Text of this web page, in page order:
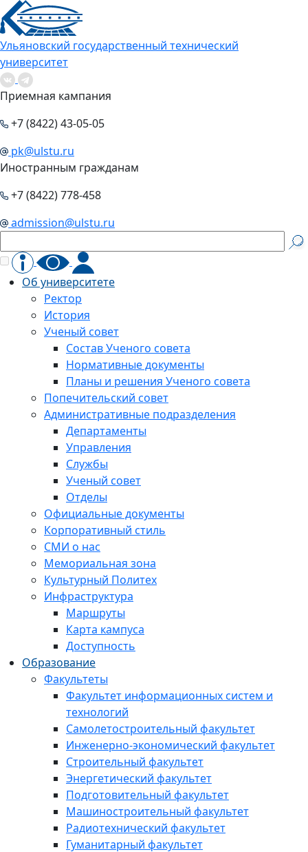
Ульяновский государственный технический
университет
Приемная кампания
+7 (8422) 43-05-05
pk@ulstu.ru
Иностранным гражданам
+7 (8422) 778-458
admission@ulstu.ru
Об университете
Ректор
История
Ученый совет
Состав Ученого совета
Нормативные документы
Планы и решения Ученого совета
Попечительский совет
Административные подразделения
Департаменты
Управления
Службы
Ученый совет
Отделы
Официальные документы
Корпоративный стиль
СМИ о нас
Мемориальная зона
Культурный Политех
Инфраструктура
Маршруты
Карта кампуса
Доступность
Образование
Факультеты
Факультет информационных систем и
технологий
Самолетостроительный факультет
Инженерно-экономический факультет
Строительный факультет
Энергетический факультет
Подготовительный факультет
Машиностроительный факультет
Радиотехнический факультет
Гуманитарный факультет